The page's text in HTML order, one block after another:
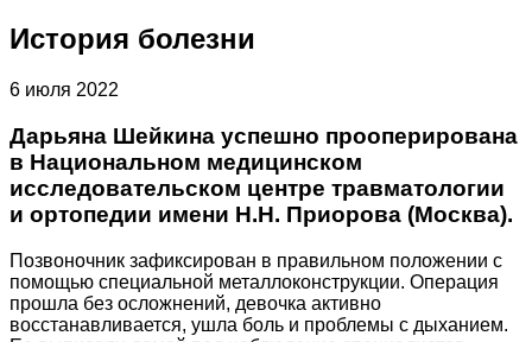
История болезни
6 июля 2022
Дарьяна Шейкина успешно прооперирована
в Национальном медицинском
исследовательском центре травматологии
и ортопедии имени Н.Н. Приорова (Москва).
Позвоночник зафиксирован в правильном положении с
помощью специальной металлоконструкции. Операция
прошла без осложнений, девочка активно
восстанавливается, ушла боль и проблемы с дыханием.